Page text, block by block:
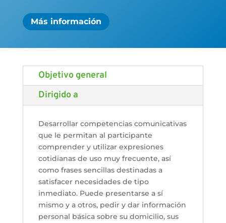
Más información
Objetivo general
Dirigido a
Desarrollar competencias comunicativas
que le permitan al participante
comprender y utilizar expresiones
cotidianas de uso muy frecuente, así
como frases sencillas destinadas a
satisfacer necesidades de tipo
inmediato. Puede presentarse a sí
mismo y a otros, pedir y dar información
personal básica sobre su domicilio, sus